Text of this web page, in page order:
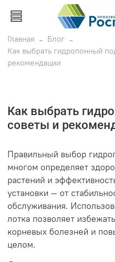
Главная
Блог
Как выбрать гидропонный
рекомендации
Как выбрать
советы и
Правильный выбор
многом определяет
растений и
установки — от
обслуживания.
лотка позволяет
корневых болезней и
целом.